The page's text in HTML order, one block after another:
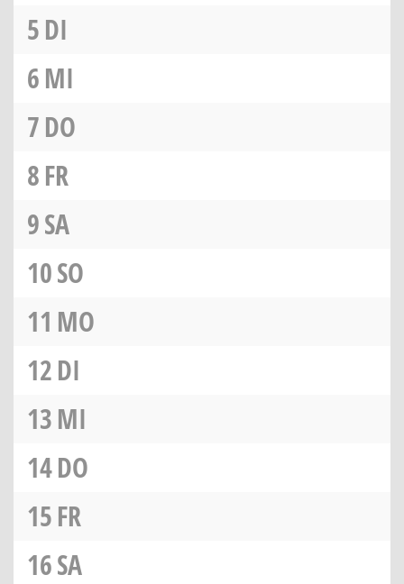
5DI
6MI
7DO
8FR
9SA
10SO
11 MO
12DI
13MI
14DO
15FR
16SA